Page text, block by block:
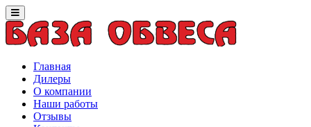
Toggle
navigation
Главная
Дилеры
О компании
Наши работы
Отзывы